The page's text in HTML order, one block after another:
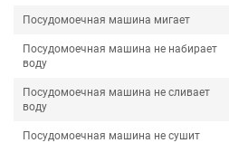
Посудомоечная машина мигает
Посудомоечная машина не набирает
воду
Посудомоечная машина не сливает
воду
Посудомоечная машина не сушит